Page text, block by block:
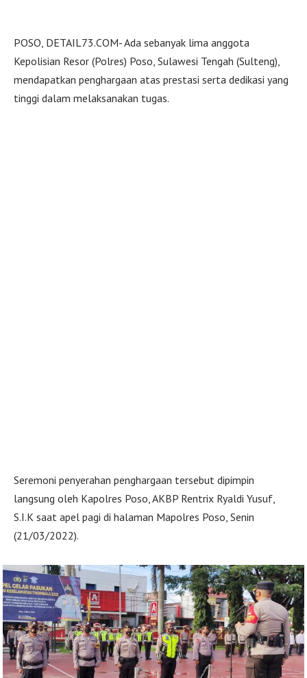
POSO, DETAIL73.COM- Ada sebanyak lima anggota
Kepolisian Resor (Polres) Poso, Sulawesi Tengah (Sulteng),
mendapatkan penghargaan atas prestasi serta dedikasi yang
tinggi dalam melaksanakan tugas.
Seremoni penyerahan penghargaan tersebut dipimpin
langsung oleh Kapolres Poso, AKBP Rentrix Ryaldi Yusuf,
S.I.K saat apel pagi di halaman Mapolres Poso, Senin
(21/03/2022).